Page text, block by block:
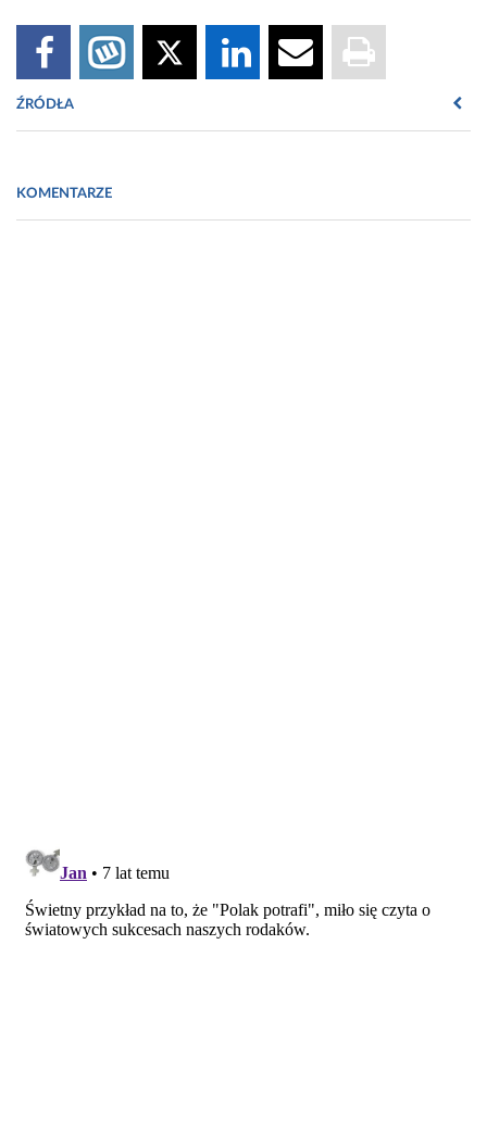
ŹRÓDŁA
Wypowiedzi pozyskane po konferencji prasowej podczas
Kongresu Biogospodarki, 24.09.2018, Łódź.
KOMENTARZE